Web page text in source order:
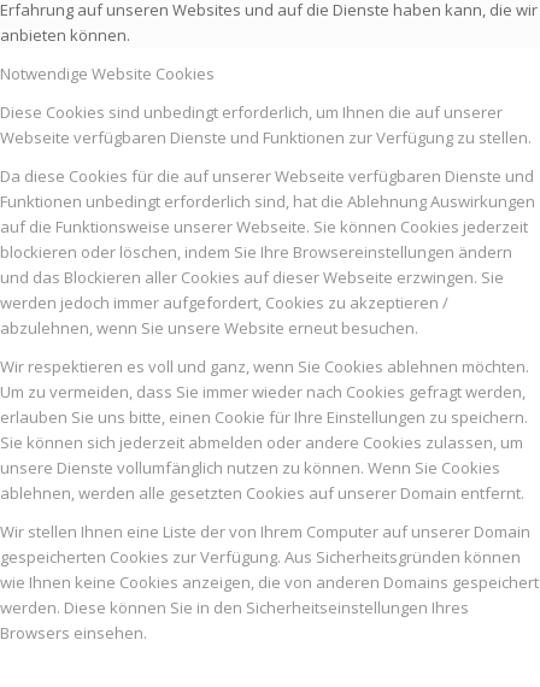
Erfahrung auf unseren Websites und auf die Dienste haben kann, die wir
anbieten können.
Notwendige Website Cookies
Diese Cookies sind unbedingt erforderlich, um Ihnen die auf unserer
Webseite verfügbaren Dienste und Funktionen zur Verfügung zu stellen.
Da diese Cookies für die auf unserer Webseite verfügbaren Dienste und
Funktionen unbedingt erforderlich sind, hat die Ablehnung Auswirkungen
auf die Funktionsweise unserer Webseite. Sie können Cookies jederzeit
blockieren oder löschen, indem Sie Ihre Browsereinstellungen ändern
und das Blockieren aller Cookies auf dieser Webseite erzwingen. Sie
werden jedoch immer aufgefordert, Cookies zu akzeptieren /
abzulehnen, wenn Sie unsere Website erneut besuchen.
Wir respektieren es voll und ganz, wenn Sie Cookies ablehnen möchten.
Um zu vermeiden, dass Sie immer wieder nach Cookies gefragt werden,
erlauben Sie uns bitte, einen Cookie für Ihre Einstellungen zu speichern.
Sie können sich jederzeit abmelden oder andere Cookies zulassen, um
unsere Dienste vollumfänglich nutzen zu können. Wenn Sie Cookies
ablehnen, werden alle gesetzten Cookies auf unserer Domain entfernt.
Wir stellen Ihnen eine Liste der von Ihrem Computer auf unserer Domain
gespeicherten Cookies zur Verfügung. Aus Sicherheitsgründen können
wie Ihnen keine Cookies anzeigen, die von anderen Domains gespeichert
werden. Diese können Sie in den Sicherheitseinstellungen Ihres
Browsers einsehen.